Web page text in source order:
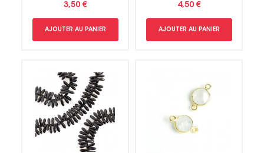
3,50 €
AJOUTER AU PANIER
4,50 €
AJOUTER AU PANIER